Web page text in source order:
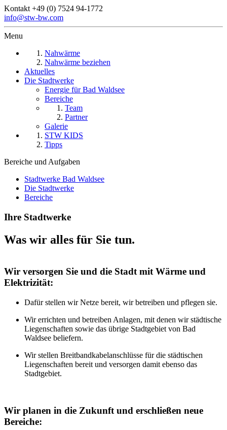
Kontakt +49 (0) 7524 94-1772
info@stw-bw.com
Menu
Nahwärme
Nahwärme beziehen
Aktuelles
Die Stadtwerke
Energie für Bad Waldsee
Bereiche
Team
Partner
Galerie
STW KIDS
Tipps
Bereiche und Aufgaben
Stadtwerke Bad Waldsee
Die Stadtwerke
Bereiche
Ihre Stadtwerke
Was wir alles für Sie tun.
Wir versorgen Sie und die Stadt mit Wärme und
Elektrizität:
Dafür stellen wir Netze bereit, wir betreiben und pflegen sie.
Wir errichten und betreiben Anlagen, mit denen wir städtische
Liegenschaften sowie das übrige Stadtgebiet von Bad
Waldsee beliefern.
Wir stellen Breitbandkabelanschlüsse für die städtischen
Liegenschaften bereit und versorgen damit ebenso das
Stadtgebiet.
Wir planen in die Zukunft und erschließen neue
Bereiche: